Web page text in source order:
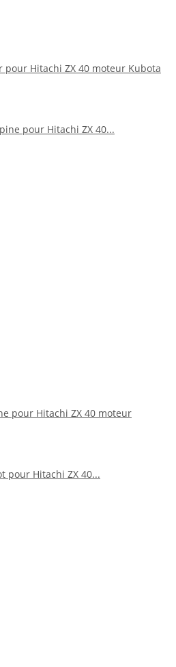
Hitachi ZX 40 moteur Kubota
pour Hitachi ZX 40 moteur